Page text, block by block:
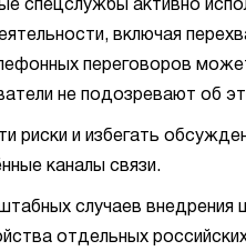
спецслужбы активно
включая
переговоров
не подозревают об
риски и избегать
каналы связи.
случаев внедрения
отдельных